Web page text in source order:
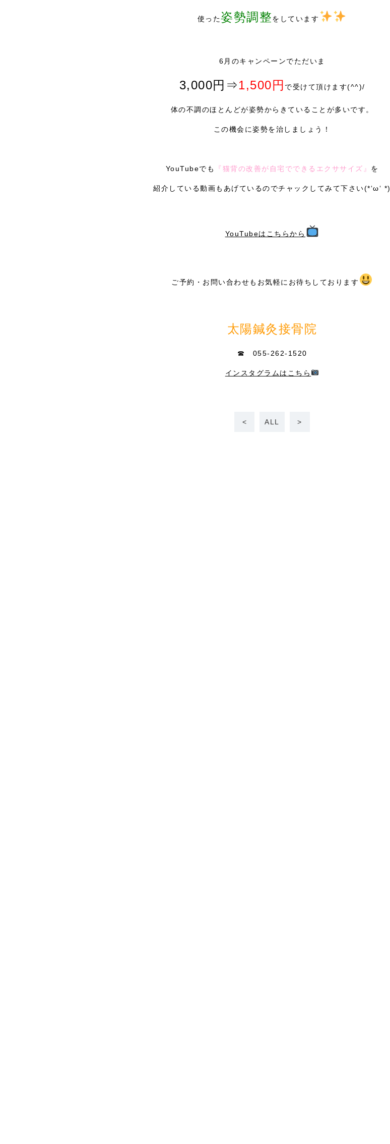
使った姿勢調整をしています
6月のキャンペーンでただいま
3,000円⇒1,500円 で受けて頂けます(^^)/
体の不調のほとんどが姿勢からきていることが多いです。
この機会に姿勢を治しましょう！
YouTubeでも 『猫背の改善が自宅でできるエクササイズ』 を
紹介している動画もあげているのでチャックしてみて下さい(*‘ω‘ *)
YouTubeはこちらから
ご予約・お問い合わせもお気軽にお待ちしております
太陽鍼灸接骨院
☎ 055-262-1520
インスタグラムはこちら
< ALL >